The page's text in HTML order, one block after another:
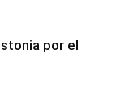
por el